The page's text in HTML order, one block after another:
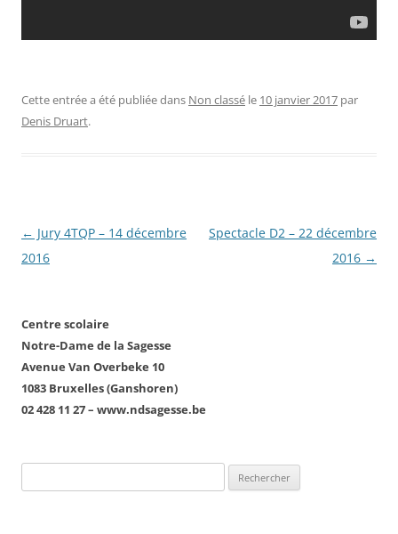
Cette entrée a été publiée dans Non classé le 10 janvier 2017 par
Denis Druart.
Navigation
des
← Jury 4TQP – 14 décembre
2016
Spectacle D2 – 22 décembre
2016 →
Centre scolaire
Notre-Dame de la Sagesse
Avenue Van Overbeke 10
1083 Bruxelles (Ganshoren)
02 428 11 27 – www.ndsagesse.be